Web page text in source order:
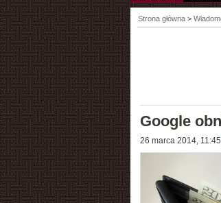
Strona główna>
Google
26 marca 2014, 11:45